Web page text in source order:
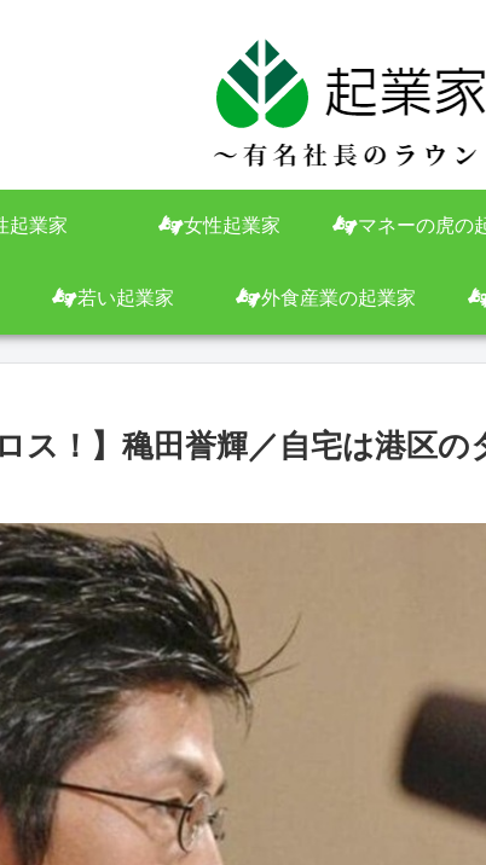
起業家 女性起業家 マネーの虎の
若い起業家 外食産業の起業家
ス！】穐田誉輝／自宅は港区の